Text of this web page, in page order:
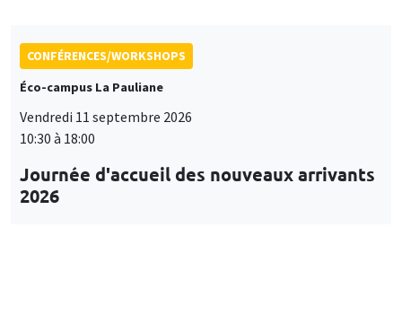
CONFÉRENCES/WORKSHOPS
Éco-campus La Pauliane
Vendredi 11 septembre 2026
10:30 à 18:00
Journée d'accueil des nouveaux arrivants
2026